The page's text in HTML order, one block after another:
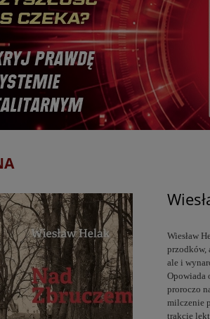
Wiesław
przodków,
ale i
Opowiada
proroczo
milczenie
trakcie